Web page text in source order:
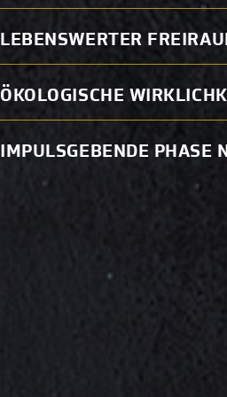
LEBENSWERTER
ÖKOLOGISCHE
IMPULSGEBENDE PHASE